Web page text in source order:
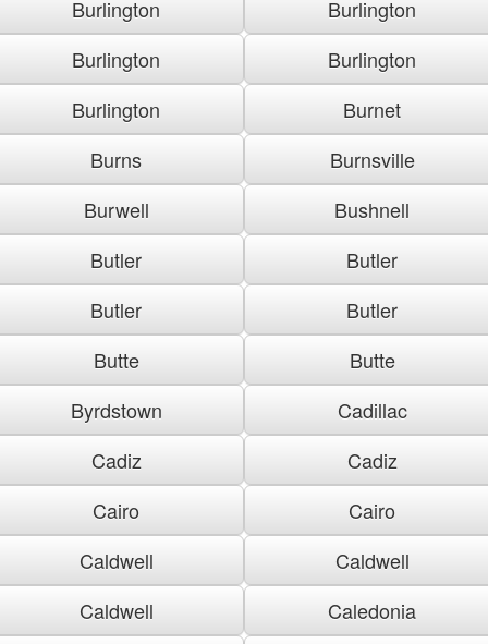
Burlington
Burlington
Burlington
Burlington
Burlington
Burnet
Burns
Burnsville
Burwell
Bushnell
Butler
Butler
Butler
Butler
Butte
Butte
Byrdstown
Cadillac
Cadiz
Cadiz
Cairo
Cairo
Caldwell
Caldwell
Caldwell
Caledonia